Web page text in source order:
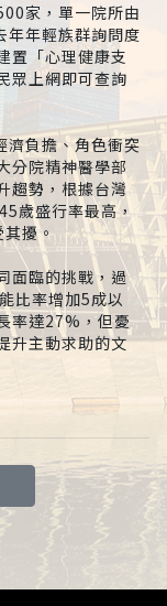
家，單一院所由
年年輕族群詢問度
置「心理健康支
眾上網即可查詢
濟負擔、角色衝突
分院精神醫學部
趨勢，根據台灣
歲盛行率最高，
擾。
面臨的挑戰，過
比率增加5成以
率達27%，但憂
升主動求助的文